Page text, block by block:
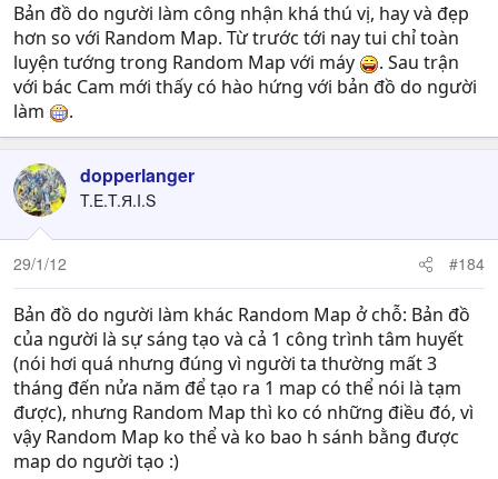
Bản đồ do người làm công nhận khá thú vị, hay và đẹp
hơn so với Random Map. Từ trước tới nay tui chỉ toàn
luyện tướng trong Random Map với máy
. Sau trận
với bác Cam mới thấy có hào hứng với bản đồ do người
làm
.
dopperlanger
T.E.T.Я.I.S
29/1/12 #184
Bản đồ do người làm khác Random Map ở chỗ: Bản đồ
của người là sự sáng tạo và cả 1 công trình tâm huyết
(nói hơi quá nhưng đúng vì người ta thường mất 3
tháng đến nửa năm để tạo ra 1 map có thể nói là tạm
được), nhưng Random Map thì ko có những điều đó, vì
vậy Random Map ko thể và ko bao h sánh bằng được
map do người tạo :)